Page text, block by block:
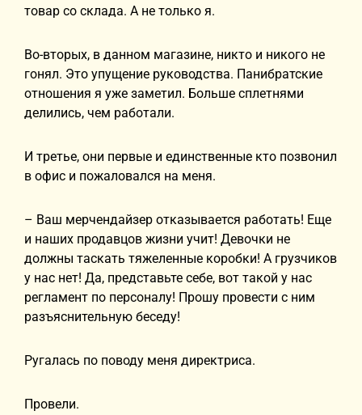
товар со склада. А не только я.
Во-вторых, в данном магазине, никто и никого не
гонял. Это упущение руководства. Панибратские
отношения я уже заметил. Больше сплетнями
делились, чем работали.
И третье, они первые и единственные кто позвонил
в офис и пожаловался на меня.
– Ваш мерчендайзер отказывается работать! Еще
и наших продавцов жизни учит! Девочки не
должны таскать тяжеленные коробки! А грузчиков
у нас нет! Да, представьте себе, вот такой у нас
регламент по персоналу! Прошу провести с ним
разъяснительную беседу!
Ругалась по поводу меня директриса.
Провели.